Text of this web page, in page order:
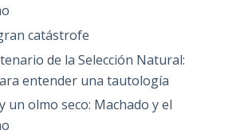
catástrofe
de la Selección Natural:
entender una tautología
un olmo seco: Machado y el